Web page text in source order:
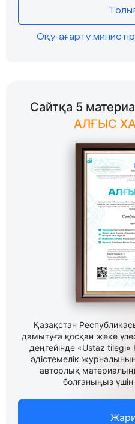
Оқу-ағарту
Сайтқа 5
АЛҒЫС
Қазақстан
дамытуға қосқан жеке
деңгейінде «Ustaz
әдістемелік
авторлық
болғаныңыз үшін